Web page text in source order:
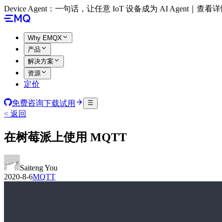
Device Agent：一句话，让任意 IoT 设备成为 AI Agent｜查看
Why EMQX
产品
解决方案
资源
定价
免费咨询下载试用
< 返回
在树莓派上使用 MQTT
Saiteng You
2020-8-6MQTT